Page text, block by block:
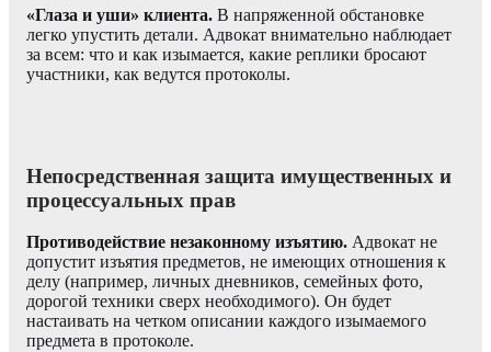
«Глаза и уши» клиента. В напряженной обстановке
легко упустить детали. Адвокат внимательно наблюдает
за всем: что и как изымается, какие реплики бросают
участники, как ведутся протоколы.
Непосредственная защита имущественных и
процессуальных прав
Противодействие незаконному изъятию. Адвокат не
допустит изъятия предметов, не имеющих отношения к
делу (например, личных дневников, семейных фото,
дорогой техники сверх необходимого). Он будет
настаивать на четком описании каждого изымаемого
предмета в протоколе.